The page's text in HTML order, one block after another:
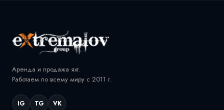
Аренда и продажа яхт.
Работаем по всему миру с 2011 г.
IG TG VK